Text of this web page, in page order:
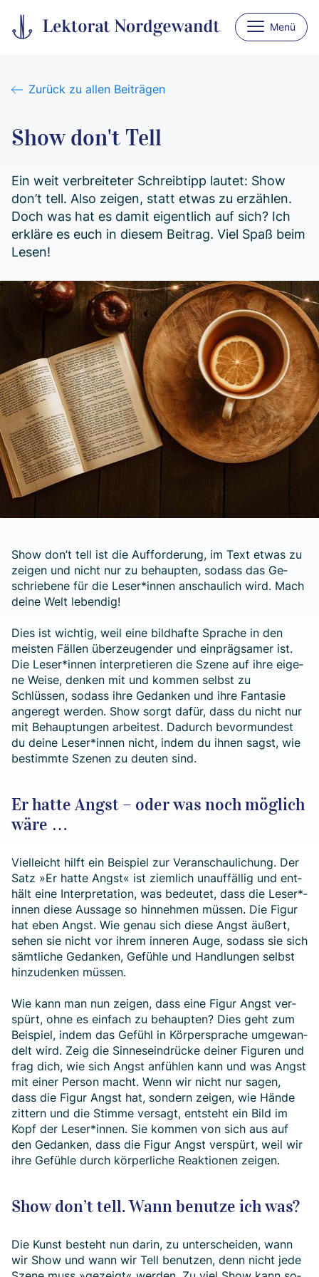
Menü
Zurück zu allen Beiträgen
Show don't Tell
Ein weit verbreiteter Schreib­tipp lautet: Show
don’t tell. Also zei­gen, statt et­was zu erzäh­len.
Doch was hat es damit eigent­lich auf sich? Ich
erklä­re es euch in diesem Bei­trag. Viel Spaß beim
Lesen!
Show don’t tell ist die Auf­forde­rung, im Text et­was zu
zeigen und nicht nur zu be­haup­ten, so­dass das Ge­
schrie­bene für die Leser*­innen an­schau­lich wird. Mach
deine Welt leben­dig!
Dies ist wichtig, weil eine bild­hafte Sprache in den
meis­ten Fällen über­zeugen­der und ein­präg­samer ist.
Die Leser*­innen inter­pre­tie­ren die Sze­ne auf ihre eige­
ne Weise, denken mit und kommen selbst zu
Schlüssen, sodass ihre Ge­dan­ken und ihre Fan­ta­sie
ange­regt werden. Show sorgt da­für, dass du nicht nur
mit Be­hauptun­gen ar­beitest. Da­durch be­vor­mun­dest
du deine Leser*­innen nicht, in­dem du ihnen sagst, wie
be­stimmte Sze­nen zu deu­ten sind.
Er hatte Angst – oder was noch möglich
wäre …
Vielleicht hilft ein Bei­spiel zur Ver­an­schau­li­chung. Der
Satz »Er hatte Angst« ist ziemlich un­auf­fällig und ent­
hält eine Inter­pre­ta­tion, was bedeutet, dass die Leser*­
innen die­se Aus­sage so hin­nehmen müssen. Die Figur
hat eben Angst. Wie ge­nau sich diese Angst äußert,
sehen sie nicht vor ihrem inneren Auge, so­dass sie sich
sämt­li­che Gedan­ken, Ge­fühle und Hand­lungen selbst
hinzu­den­ken müssen.
Wie kann man nun zei­gen, dass eine Figur Angst ver­
spürt, ohne es ein­fach zu be­haupten? Dies geht zum
Bei­spiel, in­dem das Ge­fühl in Körper­sprache um­ge­wan­
delt wird. Zeig die Sinnes­ein­drü­cke deiner Fi­gu­ren und
frag dich, wie sich Angst an­füh­len kann und was Angst
mit einer Person macht. Wenn wir nicht nur sagen,
dass die Fi­gur Angst hat, son­dern zeigen, wie Hände
zittern und die Stimme ver­sagt, ent­steht ein Bild im
Kopf der Leser*­innen. Sie kommen von sich aus auf
den Ge­dan­ken, dass die Figur Angst ver­spürt, weil wir
ihre Ge­füh­le durch körper­liche Reak­tio­nen zeigen.
Show don’t tell. Wann benutze ich was?
Die Kunst besteht nun darin, zu unter­schei­den, wann
wir Show und wann wir Tell be­nutzen, denn nicht jede